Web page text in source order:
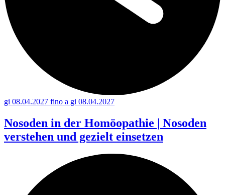
gi 08.04.2027 fino a gi 08.04.2027
Nosoden in der Homöopathie | Nosoden
verstehen und gezielt einsetzen